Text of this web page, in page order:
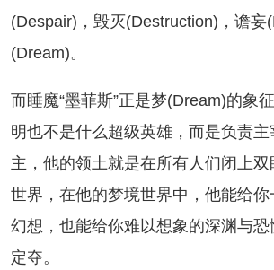
(Despair)，毁灭(Destruction)，谵妄
(Dream)。
魔“墨菲斯”正是梦(Dream)的象征
明也不是什么超级英雄，而是负责主
主，他的领土就是在所有人们闭上
世界，在他的梦境世界中，他能给
幻想，也能给你难以想象的深渊与
定夺。